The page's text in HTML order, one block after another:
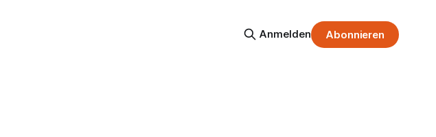
Anmelden Abonnieren